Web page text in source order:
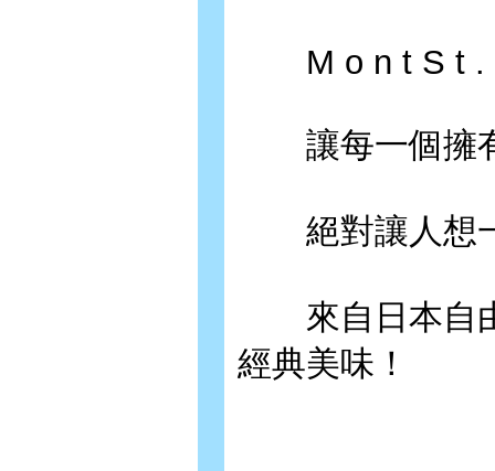
M o n t S t .
讓每一個擁有
絕對讓人想
來自日本自由
經典美味！